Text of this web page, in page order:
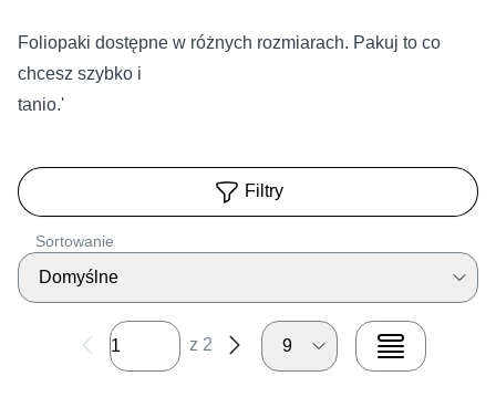
Foliopaki dostępne w różnych rozmiarach. Pakuj to co
chcesz szybko i
tanio.'
Filtry
Sortowanie
Domyślne
z 2 9
View grid